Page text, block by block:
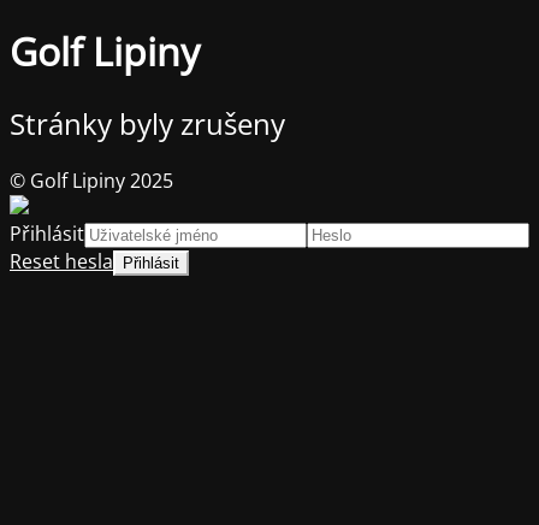
Golf Lipiny
Stránky byly zrušeny
© Golf Lipiny 2025
Přihlásit
Reset hesla